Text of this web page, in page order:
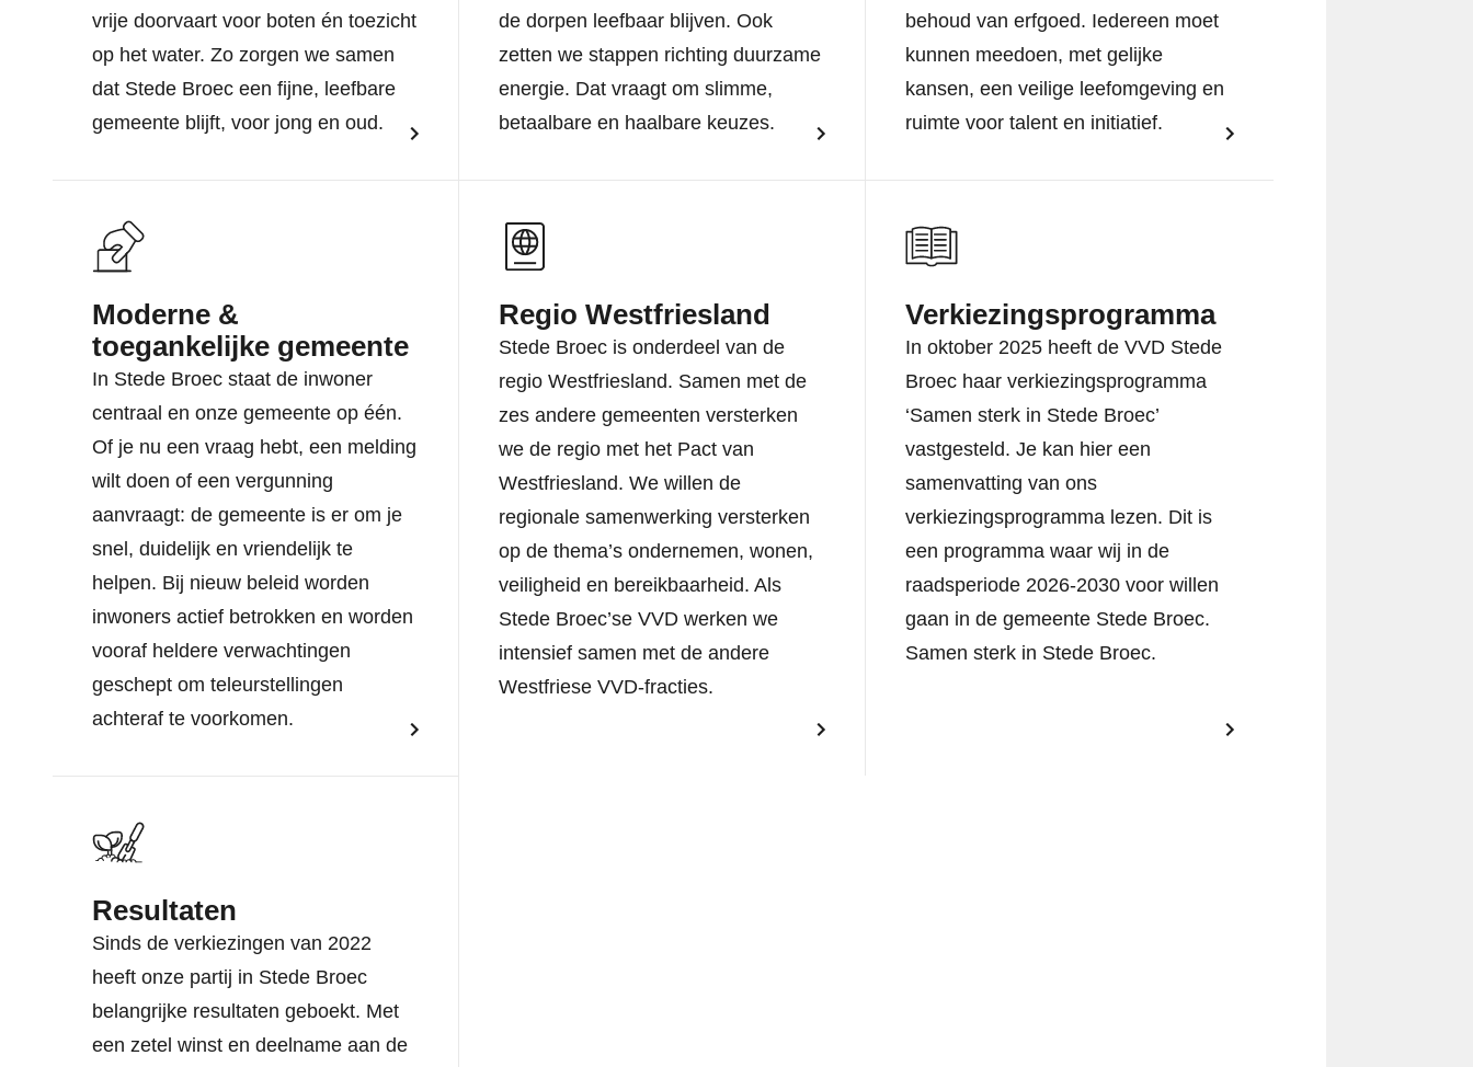
vrije doorvaart voor boten én toezicht
op het water. Zo zorgen we samen
dat Stede Broec een fijne, leefbare
gemeente blijft, voor jong en oud.
de dorpen leefbaar blijven. Ook
zetten we stappen richting duurzame
energie. Dat vraagt om slimme,
betaalbare en haalbare keuzes.
behoud van erfgoed. Iedereen moet
kunnen meedoen, met gelijke
kansen, een veilige leefomgeving en
ruimte voor talent en initiatief.
Moderne &
toegankelijke gemeente
In Stede Broec staat de inwoner
centraal en onze gemeente op één.
Of je nu een vraag hebt, een melding
wilt doen of een vergunning
aanvraagt: de gemeente is er om je
snel, duidelijk en vriendelijk te
helpen. Bij nieuw beleid worden
inwoners actief betrokken en worden
vooraf heldere verwachtingen
geschept om teleurstellingen
achteraf te voorkomen.
Regio Westfriesland
Stede Broec is onderdeel van de
regio Westfriesland. Samen met de
zes andere gemeenten versterken
we de regio met het Pact van
Westfriesland. We willen de
regionale samenwerking versterken
op de thema’s ondernemen, wonen,
veiligheid en bereikbaarheid. Als
Stede Broec’se VVD werken we
intensief samen met de andere
Westfriese VVD-fracties.
Verkiezingsprogramma
In oktober 2025 heeft de VVD Stede
Broec haar verkiezingsprogramma
‘Samen sterk in Stede Broec’
vastgesteld. Je kan hier een
samenvatting van ons
verkiezingsprogramma lezen. Dit is
een programma waar wij in de
raadsperiode 2026-2030 voor willen
gaan in de gemeente Stede Broec.
Samen sterk in Stede Broec.
Resultaten
Sinds de verkiezingen van 2022
heeft onze partij in Stede Broec
belangrijke resultaten geboekt. Met
een zetel winst en deelname aan de